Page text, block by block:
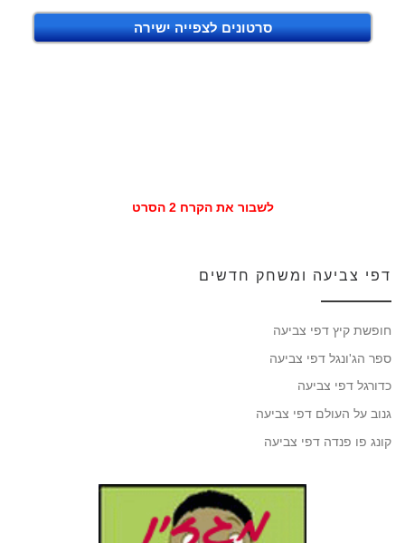
סרטונים לצפייה ישירה
לשבור את הקרח 2 הסרט
דפי צביעה ומשחק חדשים
חופשת קיץ דפי צביעה
ספר הג'ונגל דפי צביעה
כדורגל דפי צביעה
גנוב על העולם דפי צביעה
קונג פו פנדה דפי צביעה